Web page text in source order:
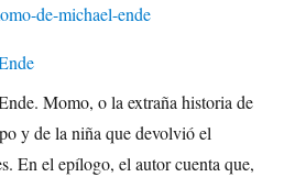
Momo, o la extraña historia de
y de la niña que devolvió el
En el epílogo, el autor cuenta que,